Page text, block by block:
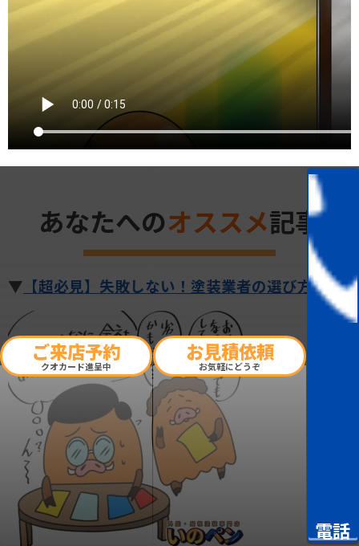
あなたへのオススメ記事
▼ 【超必見】失敗しない！塗装業者の選び方！ ▼
ご来店予約
クオカード進呈中
お見積依頼
お気軽にどうぞ
電話